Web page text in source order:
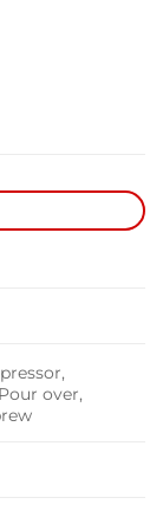
over,